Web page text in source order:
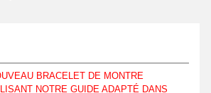
BRACELET DE MONTRE
NOTRE GUIDE ADAPTÉ DANS